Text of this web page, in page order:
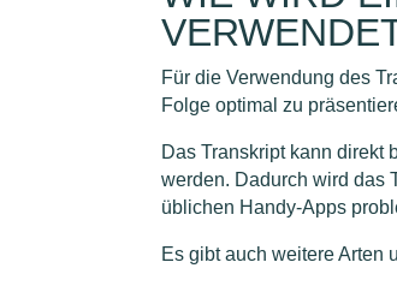
Für die Verwendung des
Folge optimal zu
Das Transkript kann direkt
werden. Dadurch wird das
üblichen Handy-Apps
Es gibt auch weitere Arten